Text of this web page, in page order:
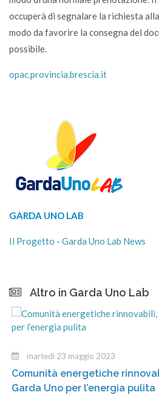
occuperà di segnalare la richiesta
modo da favorire la consegna del
possibile.
opac.provincia.brescia.it
GARDA UNO LAB
Il Progetto - Garda Uno Lab News
Altro in Garda Uno Lab
martedì 23 maggio 2023
Comunità energetiche
Garda Uno per l’energia pulita